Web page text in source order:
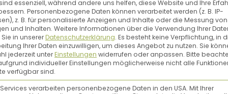
Vorname* Deine E-Mail
Bitte in dem E-Mail, das du gleich erhältst, zuerstdeine Newsletter-
PDF-Booklet zugeschickt. Du erteilst uns die Erlaubnis, dir per E-
zu schicken. Du kannst dich jederzeit abmelden.
Infos zum
essenziell, während andere uns helfen, diese Website und Ihre
Personenbezogene Daten können verarbeitet werden (z. B. IP-
z. B. für personalisierte Anzeigen und Inhalte oder die Messung von
und Inhalten. Weitere Informationen über die Verwendung Ihrer
in unsererDatenschutzerklärung. Es besteht keine Verpflichtung, in
Ihrer Daten einzuwilligen, um dieses Angebot zu nutzen. Sie
jederzeit unterEinstellungen widerrufen oder anpassen. Bitte
individueller Einstellungen möglicherweise nicht alle
verfügbar sind.
verarbeiten personenbezogene Daten in den USA. Mit Ihrer